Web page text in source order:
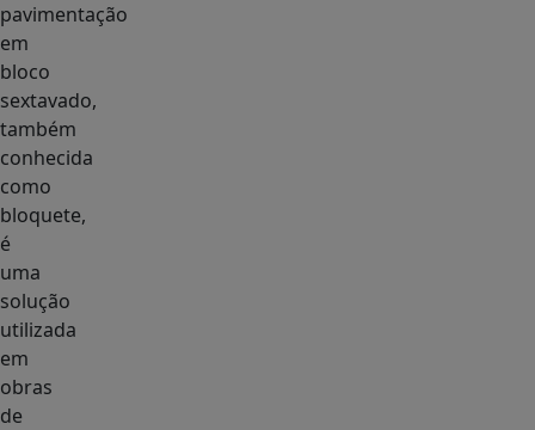
pavimentação
em
bloco
sextavado,
também
conhecida
como
bloquete,
é
uma
solução
utilizada
em
obras
de